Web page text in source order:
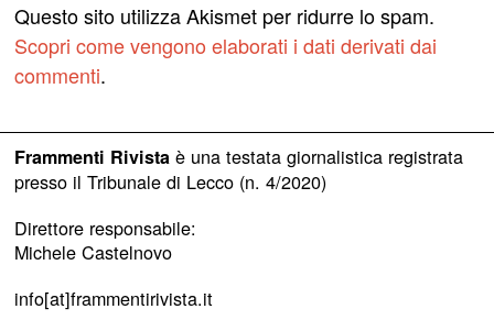
Questo sito utilizza Akismet per ridurre lo spam.
Scopri come vengono elaborati i dati derivati dai
commenti.
Frammenti Rivistaè una testata giornalistica registrata
presso il Tribunale di Lecco (n. 4/2020)
Direttore responsabile:
Michele Castelnovo
info[at]frammentirivista.it